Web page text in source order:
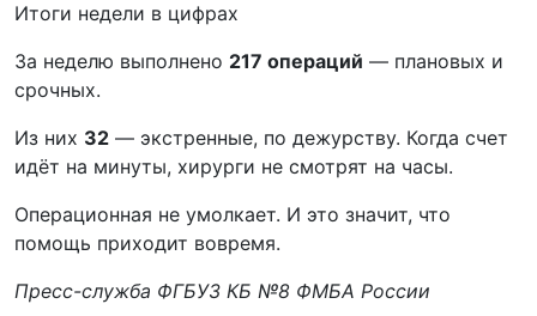
Итоги недели в цифрах
За неделю выполнено 217 операций — плановых и
срочных.
Из них 32 — экстренные, по дежурству. Когда счет
идёт на минуты, хирурги не смотрят на часы.
Операционная не умолкает. И это значит, что
помощь приходит вовремя.
Пресс-служба ФГБУЗ КБ №8 ФМБА России